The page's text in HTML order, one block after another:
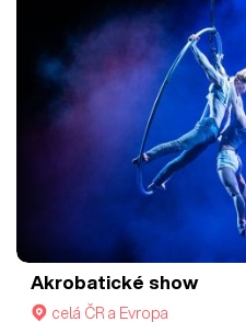
Akrobatické show
celá ČR a Evropa